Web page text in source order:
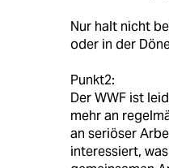
Nur halt nicht
oder in der
Punkt2:
Der WWF ist
mehr an
an seriöser
interessiert,